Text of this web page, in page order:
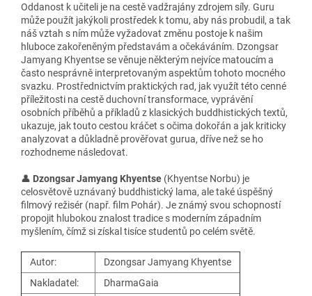
Oddanost k učiteli je na cestě vadžrajány zdrojem síly. Guru
může použít jakýkoli prostředek k tomu, aby nás probudil, a tak
náš vztah s ním může vyžadovat změnu postoje k našim
hluboce zakořeněným představám a očekáváním. Dzongsar
Jamyang Khyentse se věnuje některým nejvíce matoucím a
často nesprávně interpretovaným aspektům tohoto mocného
svazku. Prostřednictvím praktických rad, jak využít této cenné
příležitosti na cestě duchovní transformace, vyprávění
osobních příběhů a příkladů z klasických buddhistických textů,
ukazuje, jak touto cestou kráčet s očima dokořán a jak kriticky
analyzovat a důkladně prověřovat gurua, dříve než se ho
rozhodneme následovat.
👤 Dzongsar Jamyang Khyentse (Khyentse Norbu) je
celosvětově uznávaný buddhistický lama, ale také úspěšný
filmový režisér (např. film Pohár). Je známý svou schopností
propojit hlubokou znalost tradice s moderním západním
myšlením, čímž si získal tisíce studentů po celém světě.
Autor:
Dzongsar Jamyang Khyentse
Nakladatel:
DharmaGaia